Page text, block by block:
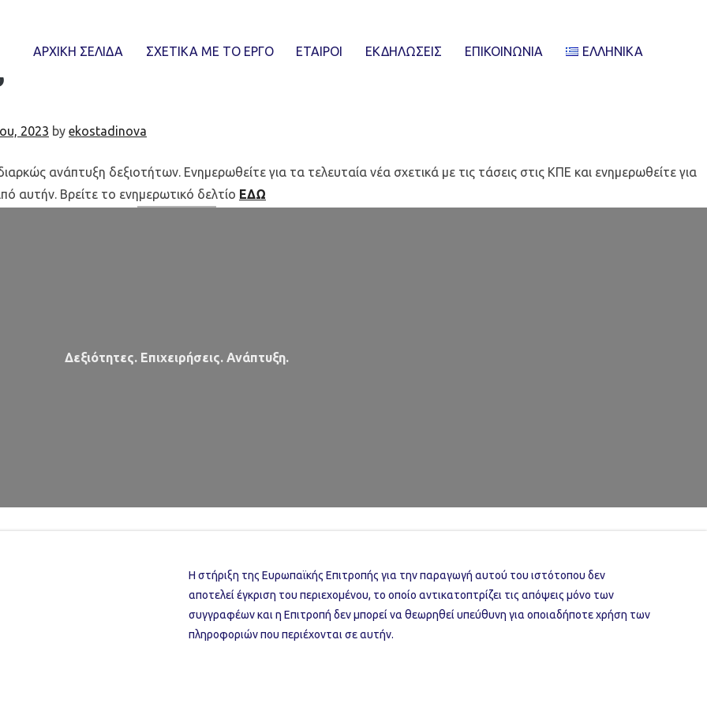
ΑΡΧΙΚΗ ΣΕΛΙΔΑ ΣΧΕΤΙΚΆ ΜΕ ΤΟ ΈΡΓΟ ΕΤΑΙΡΟΙ ΕΚΔΗΛΏΣΕΙΣ ΕΠΙΚΟΙΝΩΝΊΑ ΕΛΛΗΝΙΚΆ
δελτίο της FENICE είναι
2023 by ekostadinova
ανάπτυξη δεξιοτήτων. Ενημερωθείτε για τα τελευταία νέα σχετικά με τις τάσεις στις ΚΠΕ και ενημερωθείτε για
αυτήν. Βρείτε το ενημερωτικό δελτίο ΕΔΩ
Δεξιότητες. Επιχειρήσεις. Ανάπτυξη.
Η στήριξη της Ευρωπαϊκής Επιτροπής για την παραγωγή αυτού του ιστότοπου δεν
αποτελεί έγκριση του περιεχομένου, το οποίο αντικατοπτρίζει τις απόψεις μόνο των
συγγραφέων και η Επιτροπή δεν μπορεί να θεωρηθεί υπεύθυνη για οποιαδήποτε χρήση των
πληροφοριών που περιέχονται σε αυτήν.